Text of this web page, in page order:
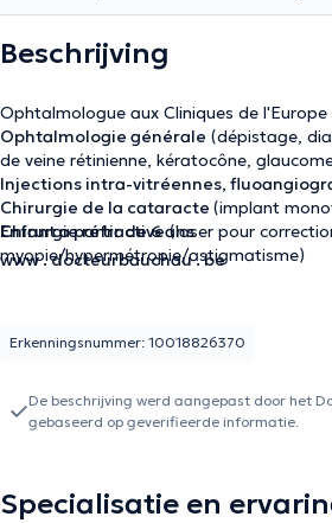
Beschrijving
Ophtalmologue aux Cliniques de l'Europe
Ophtalmologie générale (dépistage,
de veine rétinienne, kératocône,
Injections intra-vitréennes,
Chirurgie de la cataracte (implant
Chirurgie réfractive(laser pour
myopie/hypermétropie/astigmatisme)
Enfant a partir de 6 ans
www . docteurbauchau . be
Erkenningsnummer: 10018826370
De beschrijving werd aangepast door het
gebaseerd op geverifieerde informatie.
Specialisatie en